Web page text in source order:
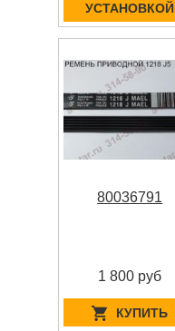
УСТАНОВКОЙ
80036791
1 800 руб
КУПИТЬ